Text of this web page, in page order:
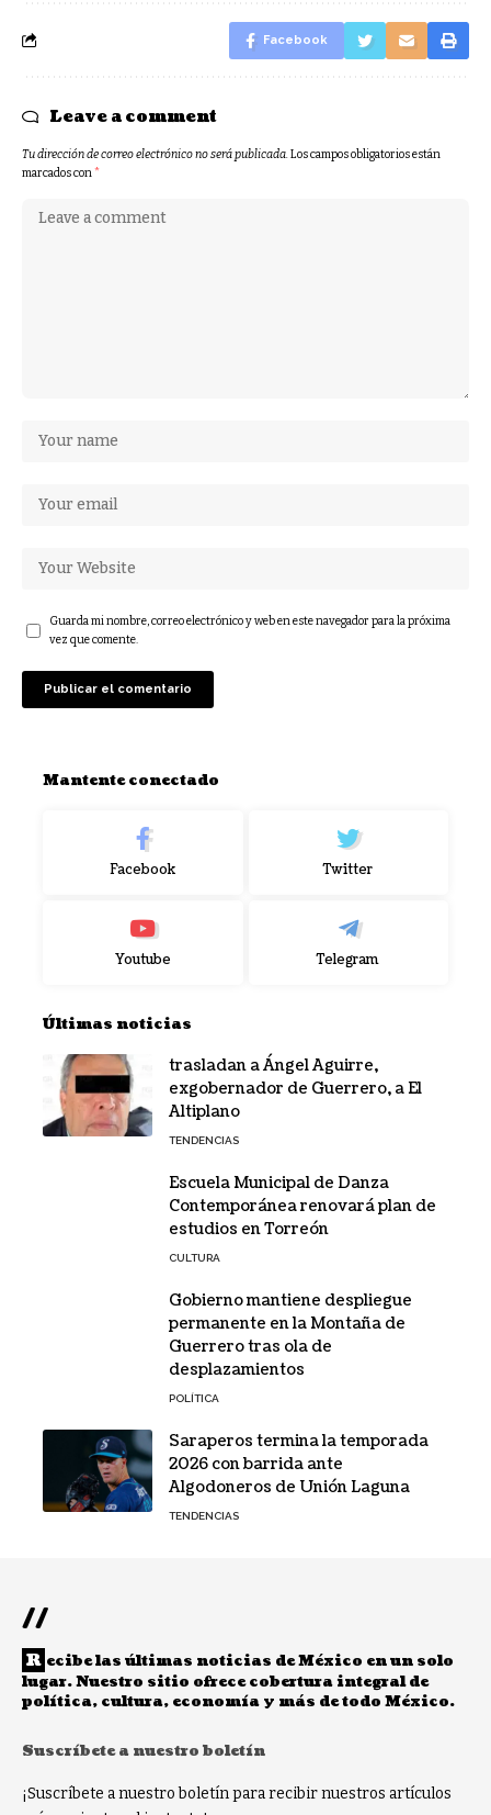
Facebook
Leave a comment
Tu dirección de correo electrónico no será publicada.Los campos obligatorios están
marcados con*
Guarda mi nombre, correo electrónico y web en este navegador para la próxima
vez que comente.
Mantente conectado
Facebook Twitter
Youtube Telegram
Últimas noticias
trasladan a Ángel Aguirre,
exgobernador de Guerrero, a El
Altiplano
TENDENCIAS
Escuela Municipal de Danza
Contemporánea renovará plan de
estudios en Torreón
CULTURA
Gobierno mantiene despliegue
permanente en la Montaña de
Guerrero tras ola de
desplazamientos
POLÍTICA
Saraperos termina la temporada
2026 con barrida ante
Algodoneros de Unión Laguna
TENDENCIAS
//
R ecibe las últimas noticias de México en un solo
lugar. Nuestro sitio ofrece cobertura integral de
política, cultura, economía y más de todo México.
Suscríbete a nuestro boletín
¡Suscríbete a nuestro boletín para recibir nuestros artículos